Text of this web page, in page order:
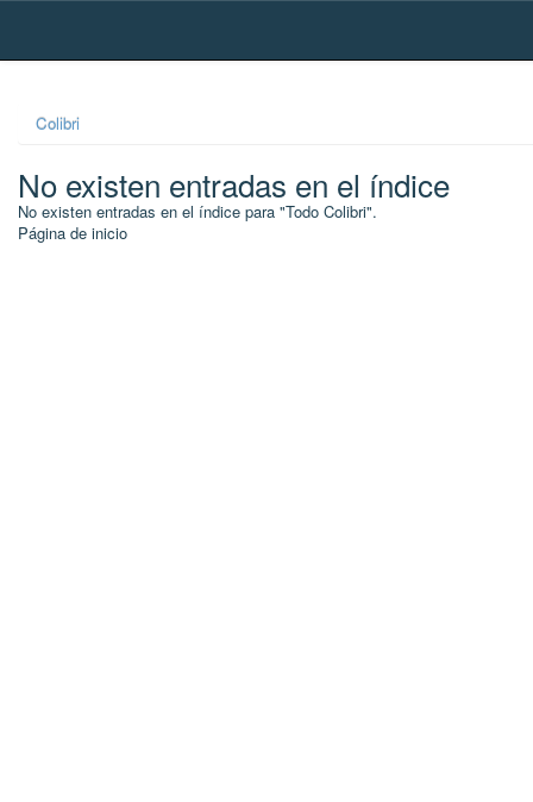
Skip
Colibri
No existen entradas en el índice
No existen entradas en el índice para "Todo Colibri".
Página de inicio